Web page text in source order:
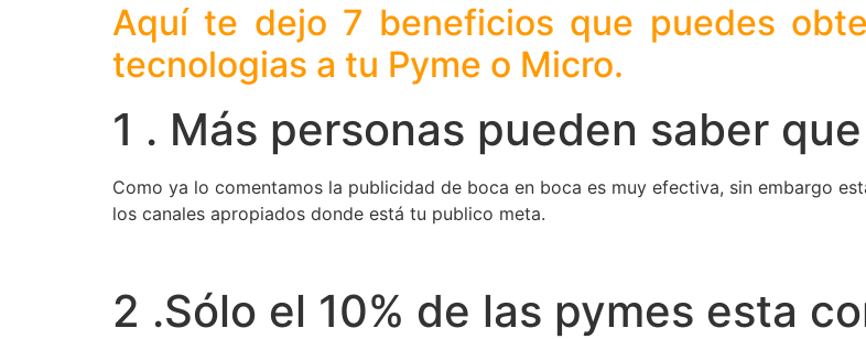
Aquí te dejo 7 beneficios que puedes
tecnologias a tu Pyme o Micro.
1 . Más personas pueden saber
Como ya lo comentamos la publicidad de boca en boca es muy efectiva, sin embargo
los canales apropiados donde está tu publico meta.
2 .Sólo el 10% de las pymes esta